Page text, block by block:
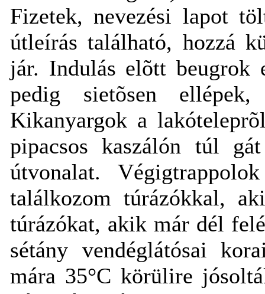
Fizetek, nevezési lapot
útleírás található, hozzá
jár. Indulás elõtt beugrok
pedig sietõsen
Kikanyargok a
pipacsos kaszálón túl
útvonalat.
találkozom túrázókkal,
túrázókat, akik már dél
sétány vendéglátósai
mára 35°C körülire